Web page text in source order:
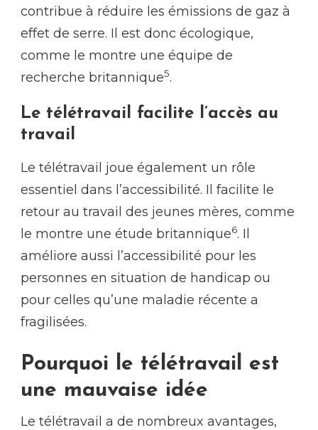
contribue à réduire les émissions de gaz à
effet de serre. Il est donc écologique,
comme le montre une équipe de
recherche britannique5.
Le télétravail facilite l’accès au
travail
Le télétravail joue également un rôle
essentiel dans l’accessibilité. Il facilite le
retour au travail des jeunes mères, comme
le montre une étude britannique6. Il
améliore aussi l’accessibilité pour les
personnes en situation de handicap ou
pour celles qu’une maladie récente a
fragilisées.
Pourquoi le télétravail est
une mauvaise idée
Le télétravail a de nombreux avantages,